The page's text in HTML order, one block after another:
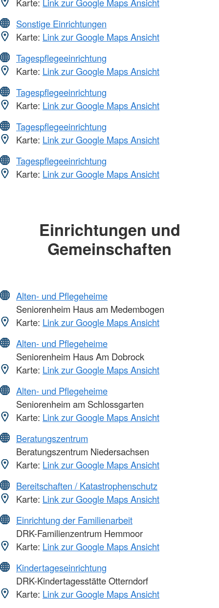
Sonstige Einrichtungen
Karte: Link zur Google Maps Ansicht
Tagespflegeeinrichtung
Karte: Link zur Google Maps Ansicht
Tagespflegeeinrichtung
Karte: Link zur Google Maps Ansicht
Tagespflegeeinrichtung
Karte: Link zur Google Maps Ansicht
Tagespflegeeinrichtung
Karte: Link zur Google Maps Ansicht
Einrichtungen und
Gemeinschaften
Alten- und Pflegeheime
Seniorenheim Haus am Medembogen
Karte: Link zur Google Maps Ansicht
Alten- und Pflegeheime
Seniorenheim Haus Am Dobrock
Karte: Link zur Google Maps Ansicht
Alten- und Pflegeheime
Seniorenheim am Schlossgarten
Karte: Link zur Google Maps Ansicht
Beratungszentrum
Beratungszentrum Niedersachsen
Karte: Link zur Google Maps Ansicht
Bereitschaften / Katastrophenschutz
Karte: Link zur Google Maps Ansicht
Einrichtung der Familienarbeit
DRK-Familienzentrum Hemmoor
Karte: Link zur Google Maps Ansicht
Kindertageseinrichtung
DRK-Kindertagesstätte Otterndorf
Karte: Link zur Google Maps Ansicht